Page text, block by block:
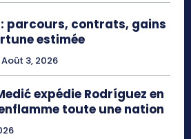
parcours, contrats, gains
estimée
Août 3, 2026
expédie Rodríguez en
toute une nation